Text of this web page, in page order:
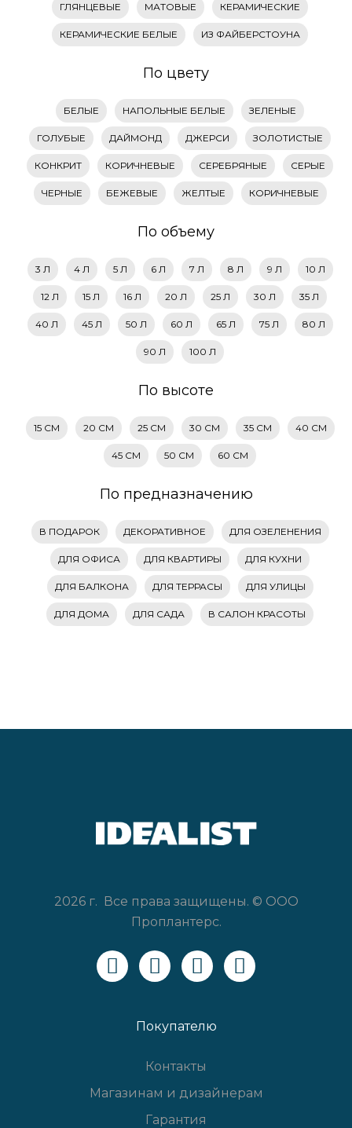
ГЛЯНЦЕВЫЕ МАТОВЫЕ КЕРАМИЧЕСКИЕ
КЕРАМИЧЕСКИЕ БЕЛЫЕ ИЗ ФАЙБЕРСТОУНА
По цвету
БЕЛЫЕ НАПОЛЬНЫЕ БЕЛЫЕ ЗЕЛЕНЫЕ
ГОЛУБЫЕ ДАЙМОНД ДЖЕРСИ ЗОЛОТИСТЫЕ
КОНКРИТ КОРИЧНЕВЫЕ СЕРЕБРЯНЫЕ СЕРЫЕ
ЧЕРНЫЕ БЕЖЕВЫЕ ЖЕЛТЫЕ КОРИЧНЕВЫЕ
По объему
3 Л 4 Л 5 Л 6 Л 7 Л 8 Л 9 Л 10 Л
12 Л 15 Л 16 Л 20 Л 25 Л 30 Л 35 Л
40 Л 45 Л 50 Л 60 Л 65 Л 75 Л 80 Л
90 Л 100 Л
По высоте
15 СМ 20 СМ 25 СМ 30 СМ 35 СМ 40 СМ
45 СМ 50 СМ 60 СМ
По предназначению
В ПОДАРОК ДЕКОРАТИВНОЕ ДЛЯ ОЗЕЛЕНЕНИЯ
ДЛЯ ОФИСА ДЛЯ КВАРТИРЫ ДЛЯ КУХНИ
ДЛЯ БАЛКОНА ДЛЯ ТЕРРАСЫ ДЛЯ УЛИЦЫ
ДЛЯ ДОМА ДЛЯ САДА В САЛОН КРАСОТЫ
2026 г. Все права защищены. © ООО
Проплантерс.
Покупателю
Контакты
Магазинам и дизайнерам
Гарантия